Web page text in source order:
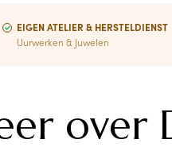
EIGEN ATELIER & HERSTELDIENST
Uurwerken & Juwelen
over